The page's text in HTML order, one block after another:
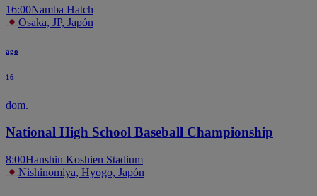
16:00Namba Hatch
Osaka, JP, Japón
ago
16
dom.
National High School Baseball Championship
8:00Hanshin Koshien Stadium
Nishinomiya, Hyogo, Japón